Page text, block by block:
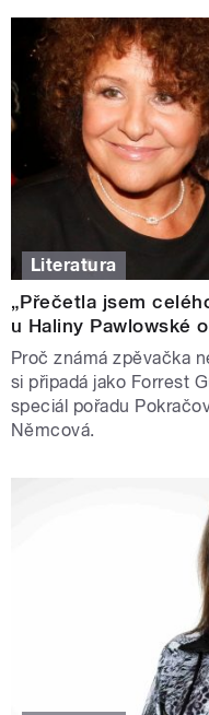
Literatura
„Přečetla jsem
u Haliny Pawlowské
Proč známá zpěvačka
si připadá jako Forrest
speciál pořadu
Němcová.